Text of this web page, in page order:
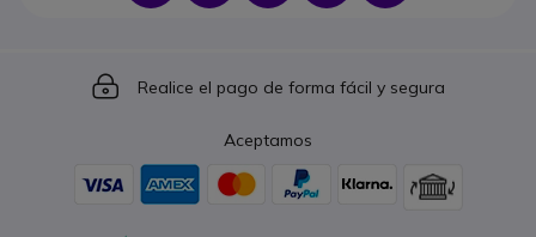
Icon
Realice el pago de forma fácil y segura
Aceptamos